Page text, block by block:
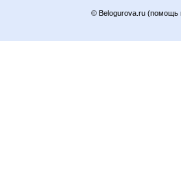
© Belogurova.ru (помощь